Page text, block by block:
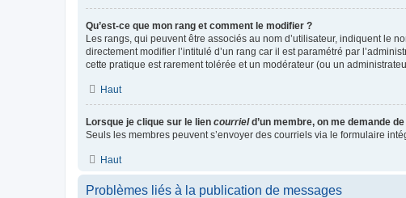
Qu’est-ce que mon rang et comment le modifier ?
Les rangs, qui peuvent être associés au nom d’utilisateur, indiquent le
directement modifier l’intitulé d’un rang car il est paramétré par
cette pratique est rarement tolérée et un modérateur (ou un
Haut
Lorsque je clique sur le lien courrield’un membre, on me demande
Seuls les membres peuvent s’envoyer des courriels via le formulaire
Haut
Problèmes liés à la publication de messages